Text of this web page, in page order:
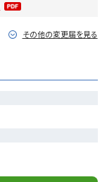
その他の変更届を見る